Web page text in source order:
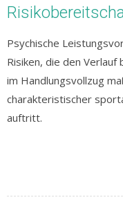
Psychische
Risiken, die den
im Handlungsvollzug
charakteristischer
auftritt.